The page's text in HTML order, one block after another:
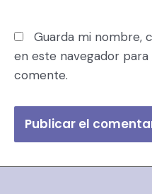
Guarda mi nombre,
en este navegador
comente.